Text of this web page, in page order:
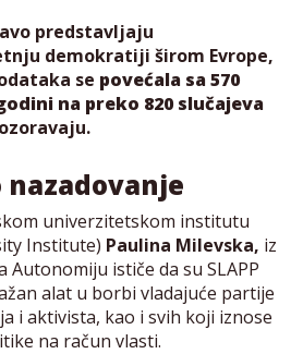
predstavljaju
demokratiji širom Evrope,
se povećala sa 570
na preko 820 slučajeva
univerzitetskom institutu
Institute) Paulina Milevska, iz
Autonomiju ističe da su SLAPP
alat u borbi vladajuće partije
i aktivista, kao i svih koji iznose
na račun vlasti.